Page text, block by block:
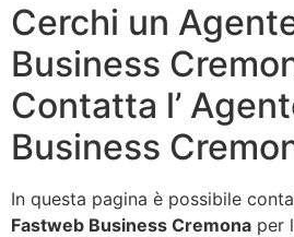
Cerchi un
Business
Contatta l’
Business
In questa pagina è possibile
Fastweb Business Cremona per